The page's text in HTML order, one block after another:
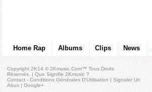
Home Rap Albums Clips News
Copyright 2K14 © 2Kmusic.com™Tous Droits
Réservés . |Que Signifie 2Kmusic ?
Contact - Conditions Générales D'Utilisation |Signaler Un
Abus |Google+